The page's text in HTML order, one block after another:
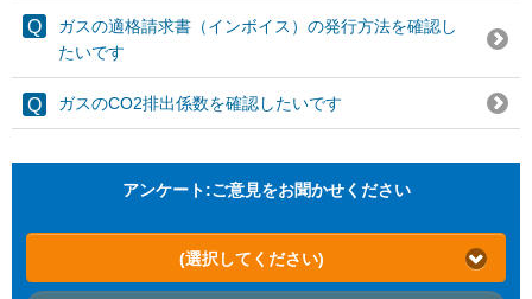
ガスの適格請求書（インボイス）の発行方法を確認し
たいです
ガスのCO2排出係数を確認したいです
アンケート:ご意見をお聞かせください
(選択してください)